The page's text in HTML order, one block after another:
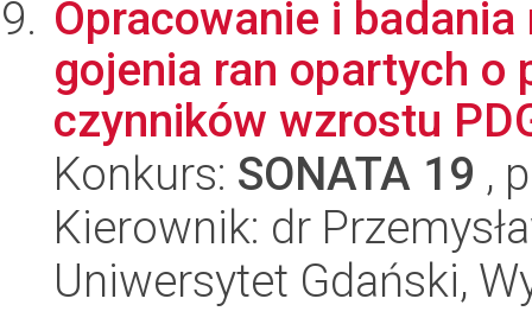
Opracowanie i
gojenia ran opartych o
czynników wzrostu
Konkurs: SONATA 19 ,
Kierownik: dr
Uniwersytet Gdański,